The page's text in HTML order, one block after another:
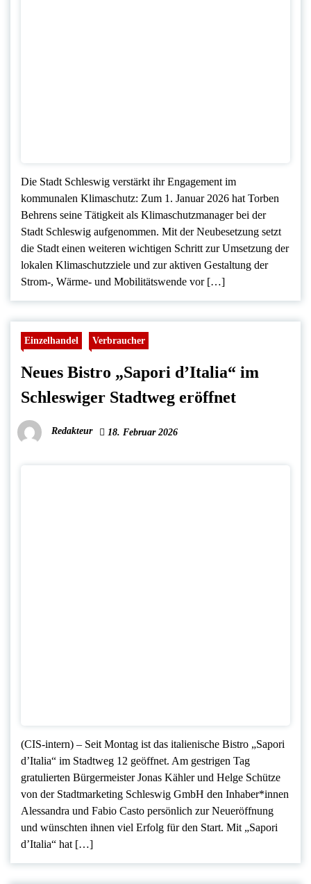
Die Stadt Schleswig verstärkt ihr Engagement im
kommunalen Klimaschutz: Zum 1. Januar 2026 hat Torben
Behrens seine Tätigkeit als Klimaschutzmanager bei der
Stadt Schleswig aufgenommen. Mit der Neubesetzung setzt
die Stadt einen weiteren wichtigen Schritt zur Umsetzung der
lokalen Klimaschutzziele und zur aktiven Gestaltung der
Strom-, Wärme- und Mobilitätswende vor […]
Einzelhandel Verbraucher
Neues Bistro „Sapori d’Italia“ im
Schleswiger Stadtweg eröffnet
Redakteur 18. Februar 2026
(CIS-intern) – Seit Montag ist das italienische Bistro „Sapori
d’Italia“ im Stadtweg 12 geöffnet. Am gestrigen Tag
gratulierten Bürgermeister Jonas Kähler und Helge Schütze
von der Stadtmarketing Schleswig GmbH den Inhaber*innen
Alessandra und Fabio Casto persönlich zur Neueröffnung
und wünschten ihnen viel Erfolg für den Start. Mit „Sapori
d’Italia“ hat […]